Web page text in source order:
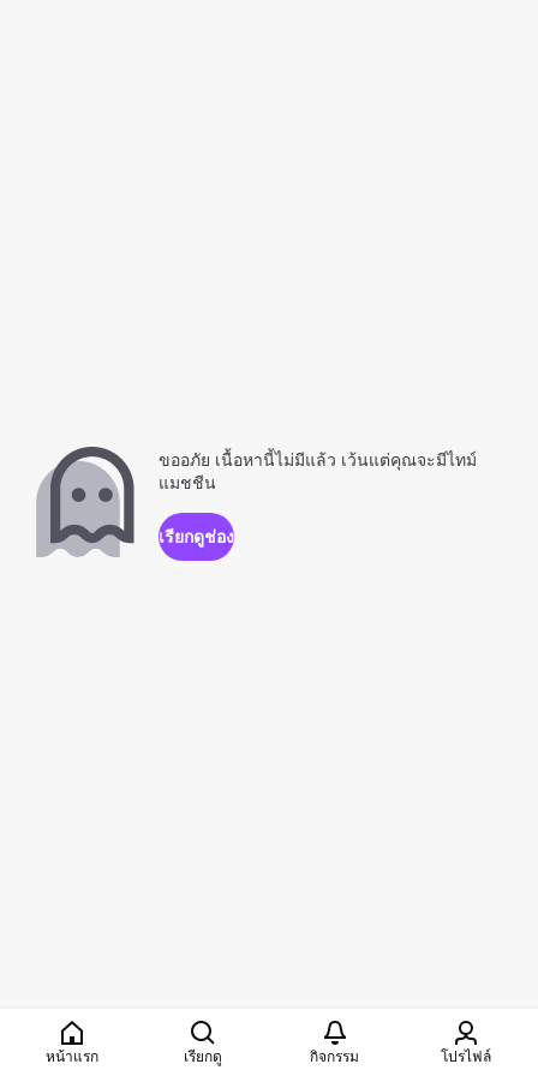
หน้าแรก เรียกดู กิจกรรม โปรไฟล์
ขออภัย เนื้อหานี้ไม่มีแล้ว เว้นแต่คุณจะมีไทม์
แมชชีน
เรียกดูช่อง